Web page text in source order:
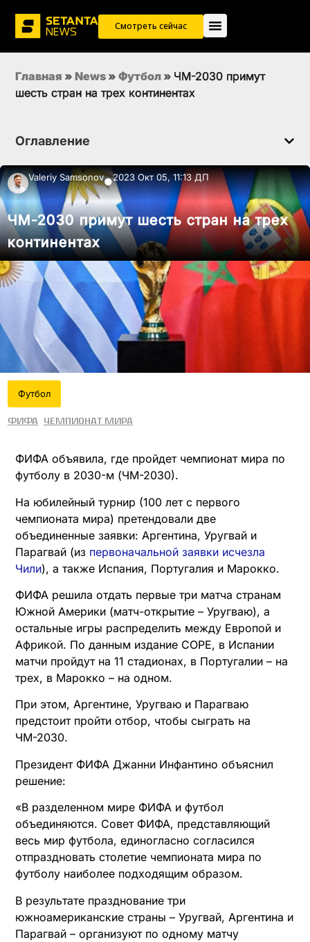
Смотреть сейчас
Главная » News » Футбол » ЧМ-2030 примут
шесть стран на трех континентах
Оглавление
Valeriy Samsonov●2023 Окт 05, 11:13 ДП
ЧМ-2030 примут шесть стран на трех
континентах
Футбол
ФИФА Чемпионат мира
ФИФА объявила, где пройдет чемпионат мира по
футболу в 2030-м (ЧМ-2030).
На юбилейный турнир (100 лет с первого
чемпионата мира) претендовали две
объединенные заявки: Аргентина, Уругвай и
Парагвай (из первоначальной заявки исчезла
Чили), а также Испания, Португалия и Марокко.
ФИФА решила отдать первые три матча странам
Южной Америки (матч-открытие – Уругваю), а
остальные игры распределить между Европой и
Африкой. По данным издание COPE, в Испании
матчи пройдут на 11 стадионах, в Португалии – на
трех, в Марокко – на одном.
При этом, Аргентине, Уругваю и Парагваю
предстоит пройти отбор, чтобы сыграть на
ЧМ-2030.
Президент ФИФА Джанни Инфантино объяснил
решение:
«В разделенном мире ФИФА и футбол
объединяются. Совет ФИФА, представляющий
весь мир футбола, единогласно согласился
отпраздновать столетие чемпионата мира по
футболу наиболее подходящим образом.
В результате празднование три
южноамериканские страны – Уругвай, Аргентина и
Парагвай – организуют по одному матчу